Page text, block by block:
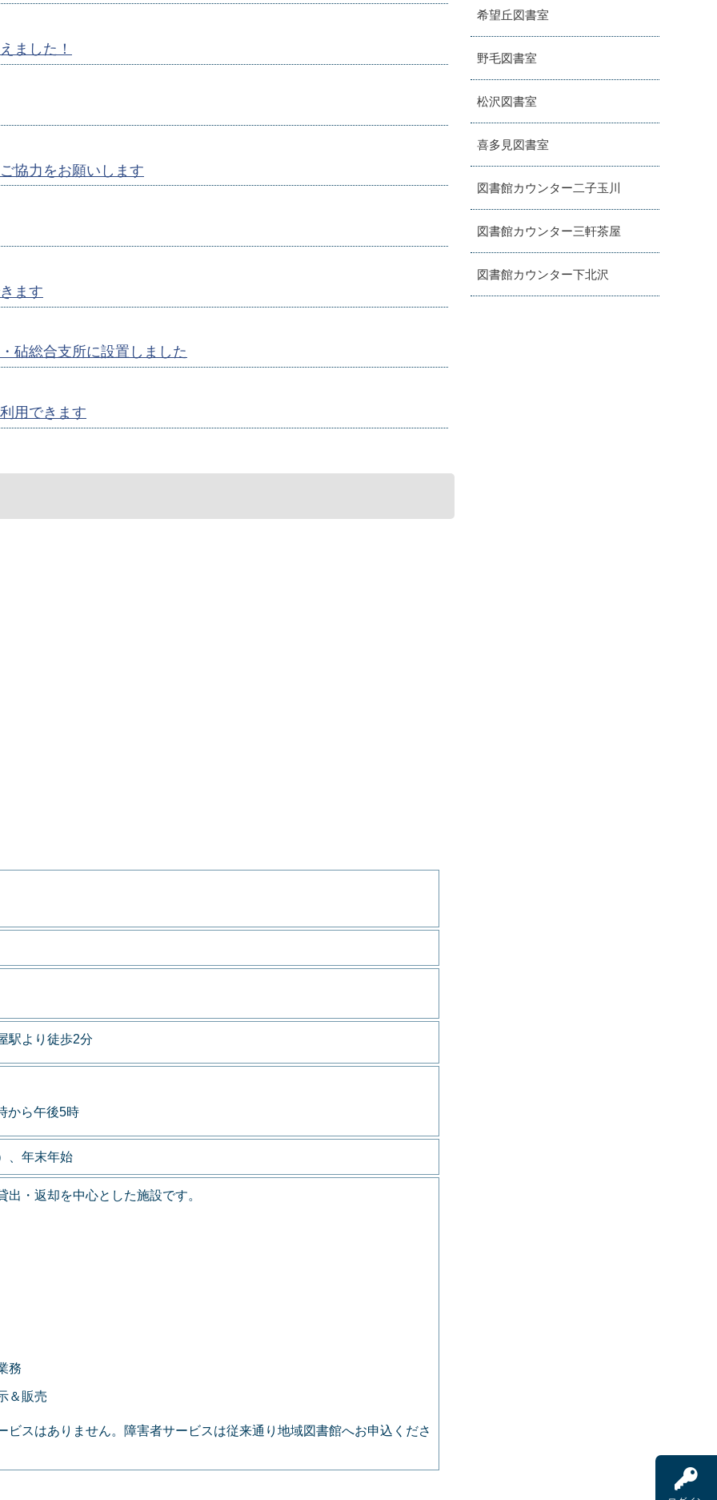
ました！
協力をお願いします
ます
砧総合支所に設置しました
用できます
駅より徒歩2分
から午後5時
、年末年始
・返却を中心とした施設です。
務
＆販売
ビスはありません。障害者サービスは従来通り地域図書館へお申込くださ
希望丘図書室
野毛図書室
松沢図書室
喜多見図書室
図書館カウンター二子玉川
図書館カウンター三軒茶屋
図書館カウンター下北沢